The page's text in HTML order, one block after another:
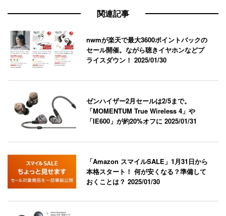
関連記事
nwmが楽天で最大3600ポイントバックの
セール開催。ながら聴きイヤホンなどプ
ライスダウン！2025/01/30
ゼンハイザー2月セールは2/5まで。
「MOMENTUM True Wireless 4」や
「IE600」が約20%オフに2025/01/31
「Amazon スマイルSALE」1月31日から
本格スタート！ 何が安くなる？準備して
おくことは？2025/01/30